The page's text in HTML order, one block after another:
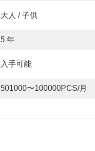
大人 / 子供
5 年
入手可能
501000〜100000PCS/月